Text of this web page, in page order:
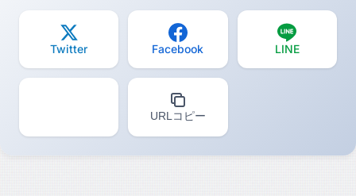
Twitter Facebook LINE
URLコピー